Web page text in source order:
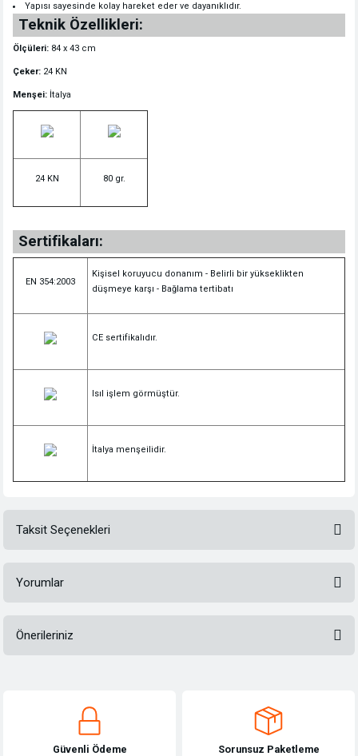
Yapısı sayesinde kolay hareket eder ve dayanıklıdır.
Teknik Özellikleri:
Ölçüleri: 84 x 43 cm
Çeker: 24 KN
Menşei: İtalya
24 KN 80 gr.
Sertifikaları:
EN 354:2003
Kişisel koruyucu donanım - Belirli bir yükseklikten
düşmeye karşı - Bağlama tertibatı
CE sertifikalıdır.
Isıl işlem görmüştür.
İtalya menşeilidir.
Taksit Seçenekleri
Yorumlar
Önerileriniz
Görüş ve önerileriniz için teşekkür ederiz.
Güvenli Ödeme Sorunsuz Paketleme